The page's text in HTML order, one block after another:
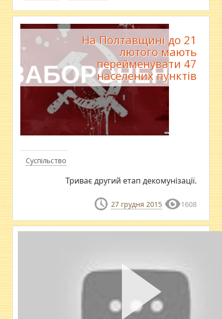
Суспільство
На Полтавщині до 21
лютого мають
перейменувати 47
населених пунктів
Триває другий етап декомунізації.
27 грудня 2015 1608